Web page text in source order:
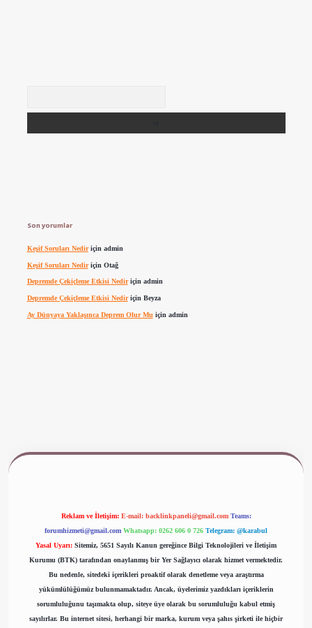
Son yorumlar
Keşif Soruları Nediriçin admin
Keşif Soruları Nediriçin Otağ
Depremde Çekiçleme Etkisi Nediriçin admin
Depremde Çekiçleme Etkisi Nediriçin Beyza
Ay Dünyaya Yaklaşınca Deprem Olur Mu için admin
Reklam ve İletişim: E-mail: backlinkpaneli@gmail.com Teams:
forumhizmeti@gmail.com Whatsapp: 0262 606 0 726 Telegram: @karabul
Yasal Uyarı: Sitemiz, 5651 Sayılı Kanun gereğince Bilgi Teknolojileri ve İletişim
Kurumu (BTK) tarafından onaylanmış bir Yer Sağlayıcı olarak hizmet vermektedir.
Bu nedenle, sitedeki içerikleri proaktif olarak denetleme veya araştırma
yükümlülüğümüz bulunmamaktadır. Ancak, üyelerimiz yazdıkları içeriklerin
sorumluluğunu taşımakta olup, siteye üye olarak bu sorumluluğu kabul etmiş
sayılırlar. Bu internet sitesi, herhangi bir marka, kurum veya şahıs şirketi ile hiçbir